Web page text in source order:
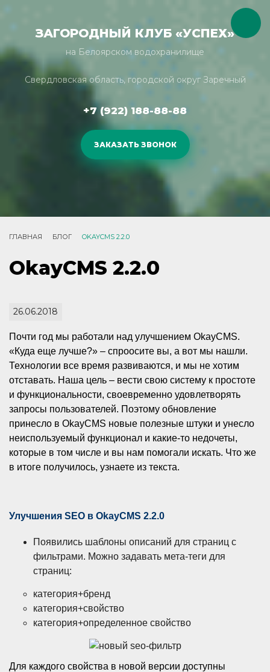
ЗАГОРОДНЫЙ КЛУБ «УСПЕХ»
на Белоярском водохранилище
Свердловская область, городской округ Заречный
+7 (922) 188-88-88
ЗАКАЗАТЬ ЗВОНОК
ГЛАВНАЯ БЛОГ OKAYCMS 2.2.0
OkayCMS 2.2.0
26.06.2018
Почти год мы работали над улучшением OkayCMS.
«Куда еще лучше?» – спроосите вы, а вот мы нашли.
Технологии все время развиваются, и мы не хотим
отставать. Наша цель – вести свою систему к простоте
и функциональности, своевременно удовлетворять
запросы пользователей. Поэтому обновление
принесло в OkayCMS новые полезные штуки и унесло
неиспользуемый функционал и какие-то недочеты,
которые в том числе и вы нам помогали искать. Что же
в итоге получилось, узнаете из текста.
Улучшения SEO в OkayCMS 2.2.0
Появились шаблоны описаний для страниц с
фильтрами. Можно задавать мета-теги для
страниц:
категория+бренд
категория+свойство
категория+определенное свойство
Для каждого свойства в новой версии доступны